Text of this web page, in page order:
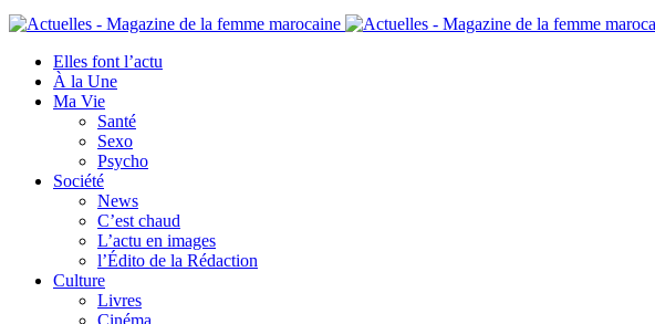
Elles font l’actu
À la Une
Ma Vie
Santé
Sexo
Psycho
Société
News
C’est chaud
L’actu en images
l’Édito de la Rédaction
Culture
Livres
Cinéma